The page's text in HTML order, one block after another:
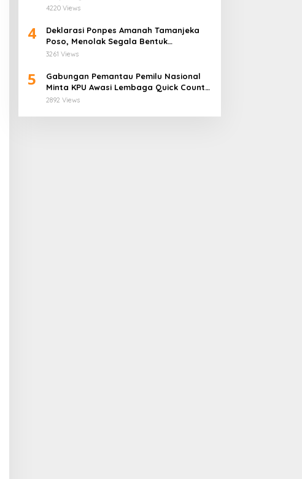
Demi Anggota Bukan Politis
4220 Views
4
Deklarasi Ponpes Amanah Tamanjeka
Poso, Menolak Segala Bentuk
Radikalisme dan Terorisme
3261 Views
5
Gabungan Pemantau Pemilu Nasional
Minta KPU Awasi Lembaga Quick Count
Lebih Ketat
2892 Views